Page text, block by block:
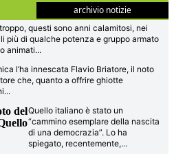
archivio notizie
questi sono anni calamitosi, nei
più di qualche potenza e gruppo armato
animati...
l’ha innescata Flavio Briatore, il noto
che, quanto a offrire ghiotte
...
delQuello italiano è stato un
“cammino esemplare della nascita
di una democrazia”. Lo ha
spiegato, recentemente,...